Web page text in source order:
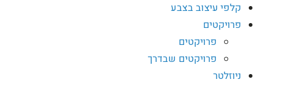
קלפי עיצוב בצבע
פרויקטים
פרויקטים
פרויקטים שבדרך
ניוזלטר